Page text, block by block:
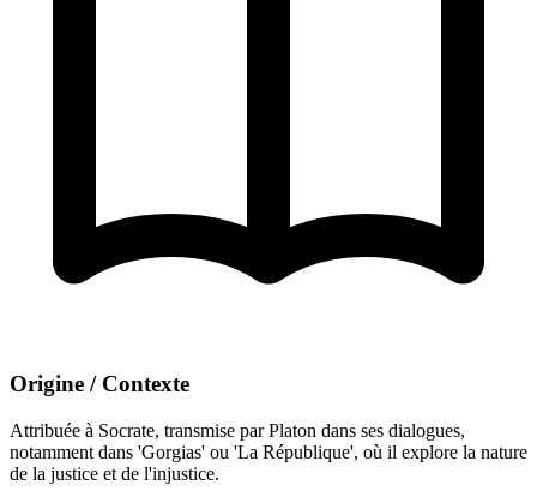
Origine / Contexte
Attribuée à Socrate, transmise par Platon dans ses dialogues,
notamment dans 'Gorgias' ou 'La République', où il explore la nature
de la justice et de l'injustice.